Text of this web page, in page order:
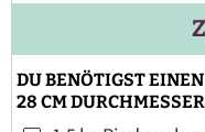
DU BENÖTIGST
28 CM